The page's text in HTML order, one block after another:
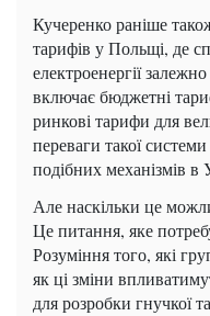
Кучеренко раніше
тарифів у Польщі, де
електроенергії
включає бюджетні
ринкові тарифи для
переваги такої
подібних механізмів
Але наскільки це
Це питання, яке
Розуміння того, які
як ці зміни
для розробки гнучкої